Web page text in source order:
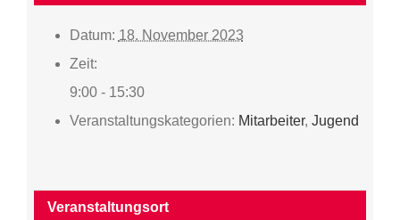
Datum: 18. November 2023
Zeit:
9:00 - 15:30
Veranstaltungskategorien: Mitarbeiter, Jugend
Veranstaltungsort